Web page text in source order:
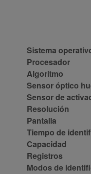
Sistema
Procesador
Algoritmo
Sensor óptico
Sensor de
Resolución
Pantalla
Tiempo de
Capacidad
Registros
Modos de